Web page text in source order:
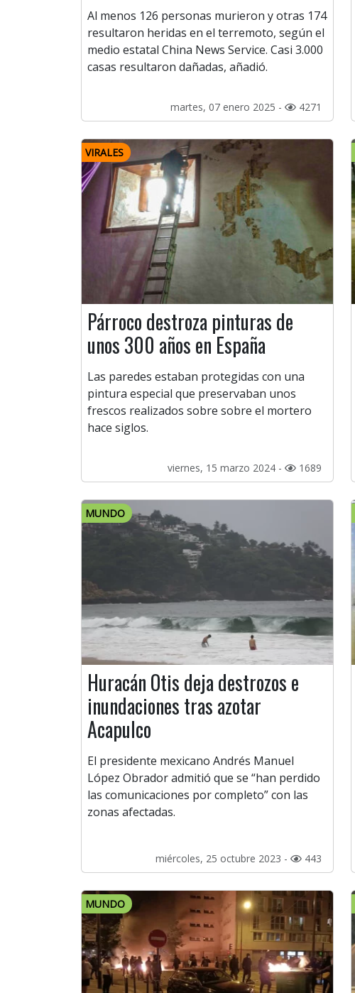
Al menos 126 personas murieron y otras 174
resultaron heridas en el terremoto, según el
medio estatal China News Service. Casi 3.000
casas resultaron dañadas, añadió.
martes, 07 enero 2025 - 4271
VIRALES
Párroco destroza pinturas de
unos 300 años en España
Las paredes estaban protegidas con una
pintura especial que preservaban unos
frescos realizados sobre sobre el mortero
hace siglos.
viernes, 15 marzo 2024 - 1689
MUNDO
Huracán Otis deja destrozos e
inundaciones tras azotar
Acapulco
El presidente mexicano Andrés Manuel
López Obrador admitió que se “han perdido
las comunicaciones por completo” con las
zonas afectadas.
miércoles, 25 octubre 2023 - 443
MUNDO